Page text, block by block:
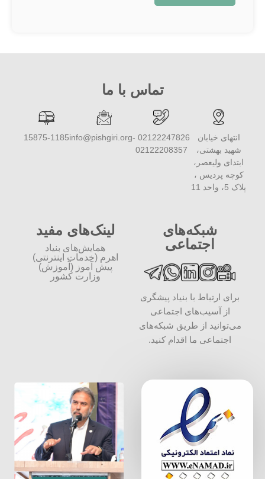
تماس با ما
انتهای خیابان
شهید بهشتی،
ابتدای ولیعصر،
کوچه پردیس ،
پلاک 5، واحد 11
02122247826 -
02122208357
info@pishgiri.org
15875-1185
شبکه‌های
اجتماعی
برای ارتباط با بنیاد پیشگری
از آسیب‌های اجتماعی
می‌توانید از طریق شبکه‌‎های
اجتماعی ما اقدام کنید.
لینک‌های مفید
همایش‌های بنیاد
اهرم (خدمات اینترنتی)
پیش آموز (آموزش)
وزارت کشور